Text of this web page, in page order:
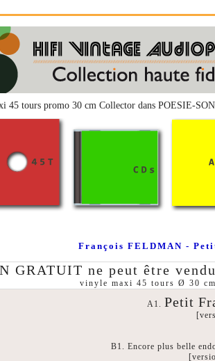
tours promo 30 cm Collector dans POESIE-
François FELDMAN -
GRATUIT ne peut être vendu
vinyle maxi 45 tours Ø 30
A1. Petit
B1. Encore plus belle